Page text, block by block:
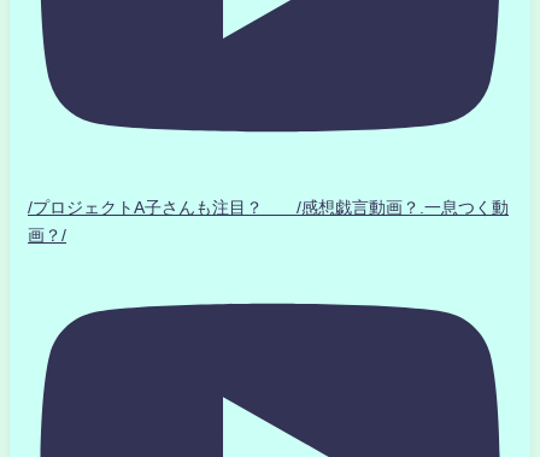
/プロジェクトA子さんも注目？ /感想戯言動画？.一息つく動
画？/